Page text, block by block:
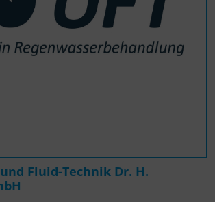
Fluid-Technik Dr. H.